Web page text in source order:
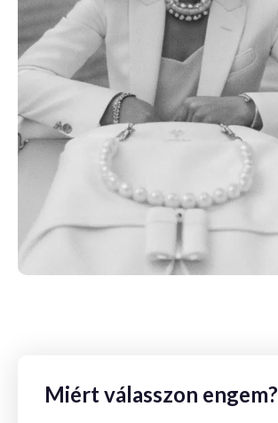
Miért válasszon engem?